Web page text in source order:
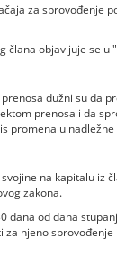
za sprovođenje
člana objavljuje se
dužni su da
prenosa i da
promena u
na kapitalu iz
zakona.
dana od dana
za njeno